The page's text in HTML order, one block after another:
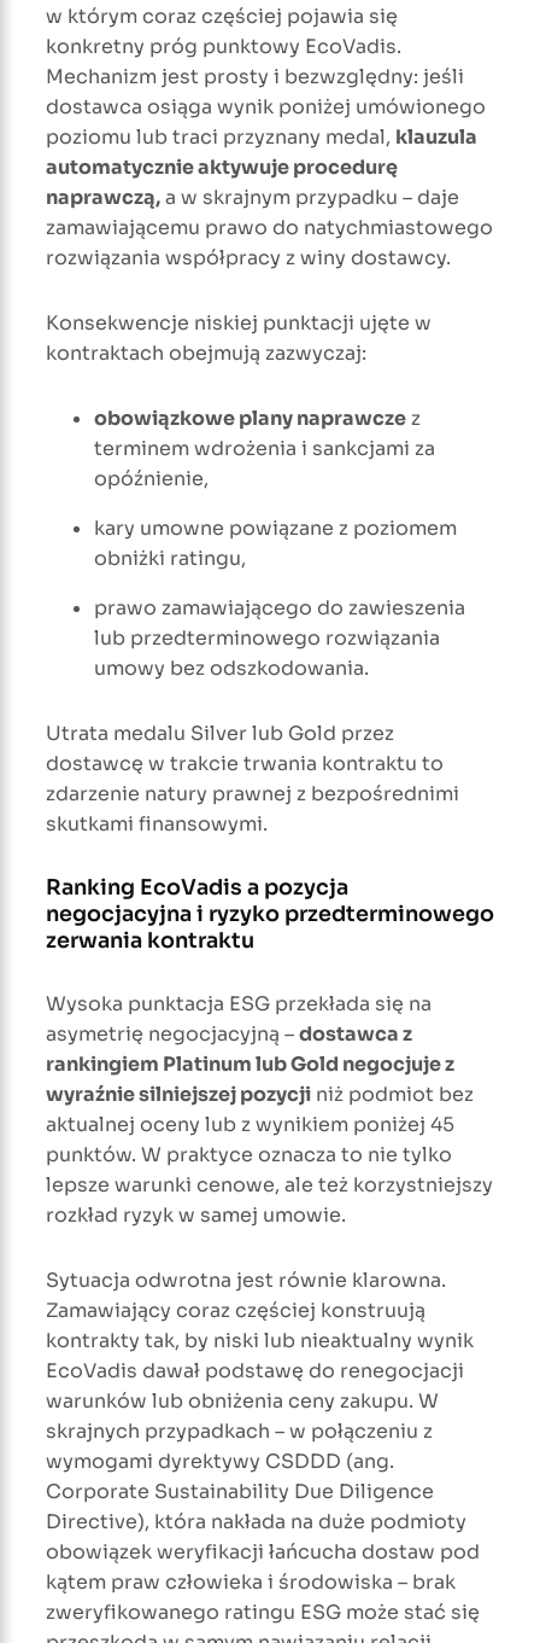
w którym coraz częściej pojawia się
konkretny próg punktowy EcoVadis.
Mechanizm jest prosty i bezwzględny: jeśli
dostawca osiąga wynik poniżej umówionego
poziomu lub traci przyznany medal, klauzula
automatycznie aktywuje procedurę
naprawczą,a w skrajnym przypadku – daje
zamawiającemu prawo do natychmiastowego
rozwiązania współpracy z winy dostawcy.
Konsekwencje niskiej punktacji ujęte w
kontraktach obejmują zazwyczaj:
obowiązkowe plany naprawcze z
terminem wdrożenia i sankcjami za
opóźnienie,
kary umowne powiązane z poziomem
obniżki ratingu,
prawo zamawiającego do zawieszenia
lub przedterminowego rozwiązania
umowy bez odszkodowania.
Utrata medalu Silver lub Gold przez
dostawcę w trakcie trwania kontraktu to
zdarzenie natury prawnej z bezpośrednimi
skutkami finansowymi.
Ranking EcoVadis a pozycja
negocjacyjna i ryzyko przedterminowego
zerwania kontraktu
Wysoka punktacja ESG przekłada się na
asymetrię negocjacyjną –dostawca z
rankingiem Platinum lub Gold negocjuje z
wyraźnie silniejszej pozycji niż podmiot bez
aktualnej oceny lub z wynikiem poniżej 45
punktów. W praktyce oznacza to nie tylko
lepsze warunki cenowe, ale też korzystniejszy
rozkład ryzyk w samej umowie.
Sytuacja odwrotna jest równie klarowna.
Zamawiający coraz częściej konstruują
kontrakty tak, by niski lub nieaktualny wynik
EcoVadis dawał podstawę do renegocjacji
warunków lub obniżenia ceny zakupu. W
skrajnych przypadkach – w połączeniu z
wymogami dyrektywy CSDDD (ang.
Corporate Sustainability Due Diligence
Directive), która nakłada na duże podmioty
obowiązek weryfikacji łańcucha dostaw pod
kątem praw człowieka i środowiska – brak
zweryfikowanego ratingu ESG może stać się